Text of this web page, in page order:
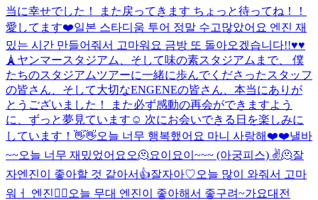
当に幸せでした！ また戻ってきます ちょっと待ってね！！
愛してます❤️일본 스타디움 투어 정말 수고많았어요 엔진 재
밌는 시간 만들어줘서 고마워요 금방 또 돌아오겠습니다!!♥️♥️
🗼 ヤンマースタジアム、そして味の素スタジアムまで、 僕
たちのスタジアムツアーに一緒に歩んでくださったスタッフ
の皆さん、そして大切なENGENEの皆さん、本当にありが
とうございました！ また必ず感動の再会ができますよう
に、ずっと夢見ています☺️ 次にお会いできる日を楽しみに
しています！👋👋오늘 너무 행복했어요 마니 사랑해❤️❤️낼바
~~오늘 너무 재밌었어요오🫠요이 요이~~~ (아궁피스) ✌️🫠잘
자엔진이 좋아할 것 같아서👍잘자아♡오늘 많이 와줘서 고마
워ㅓ 엔진❤️‍🔥 오늘 무대 엔진이 좋아해서 좋구려~가요대전